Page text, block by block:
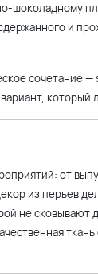
и
сочетание
который
от
из перьев
не сковывают